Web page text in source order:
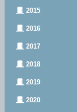
2015
2016
2017
2018
2019
2020